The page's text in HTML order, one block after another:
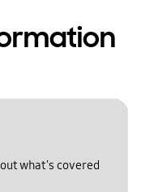
what's covered